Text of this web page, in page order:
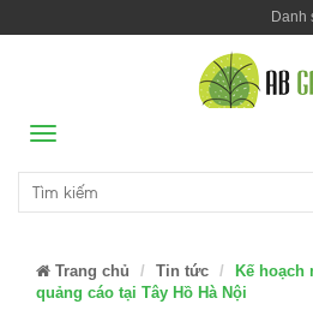
Danh
Menu
Trang chủ Tin tức
Kế hoạch
quảng cáo tại Tây Hồ Hà Nội